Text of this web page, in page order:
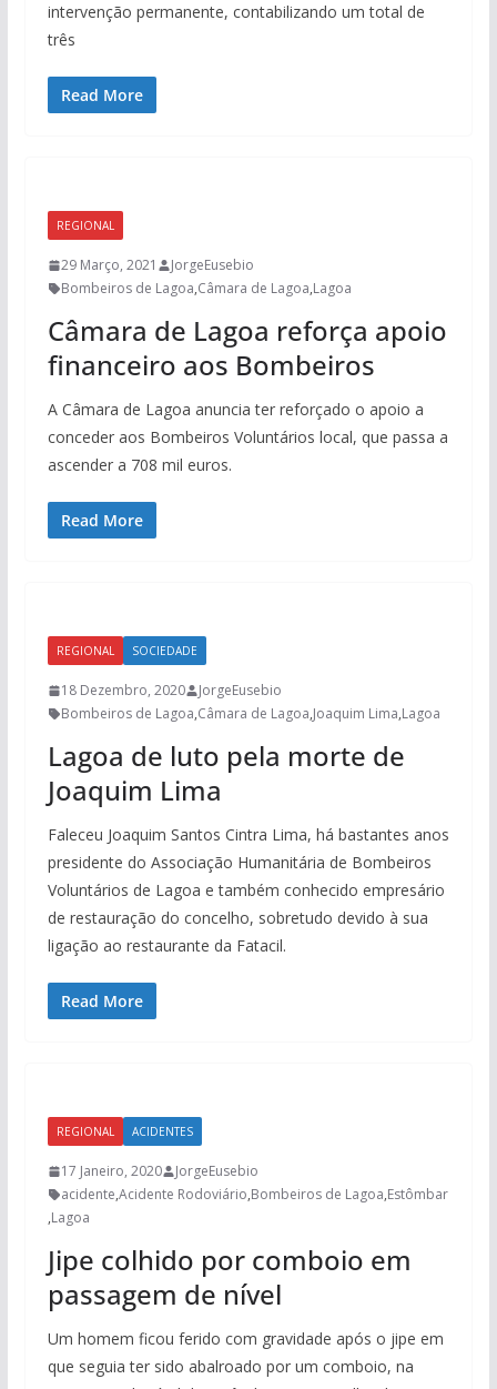
intervenção permanente, contabilizando um total de
três
Read More
REGIONAL
29 Março, 2021
JorgeEusebio
Bombeiros de Lagoa,Câmara de Lagoa,Lagoa
Câmara de Lagoa reforça apoio
financeiro aos Bombeiros
A Câmara de Lagoa anuncia ter reforçado o apoio a
conceder aos Bombeiros Voluntários local, que passa a
ascender a 708 mil euros.
Read More
REGIONAL SOCIEDADE
18 Dezembro, 2020
JorgeEusebio
Bombeiros de Lagoa,Câmara de Lagoa,Joaquim Lima,Lagoa
Lagoa de luto pela morte de
Joaquim Lima
Faleceu Joaquim Santos Cintra Lima, há bastantes anos
presidente do Associação Humanitária de Bombeiros
Voluntários de Lagoa e também conhecido empresário
de restauração do concelho, sobretudo devido à sua
ligação ao restaurante da Fatacil.
Read More
REGIONAL ACIDENTES
17 Janeiro, 2020
JorgeEusebio
acidente,Acidente Rodoviário,Bombeiros de Lagoa,Estômbar
,Lagoa
Jipe colhido por comboio em
passagem de nível
Um homem ficou ferido com gravidade após o jipe em
que seguia ter sido abalroado por um comboio, na